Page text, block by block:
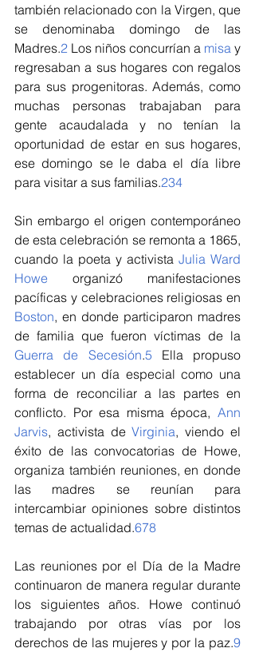
también relacionado con la Virgen, que
se denominaba domingo de las
Madres.2 ​ Los niños concurrían a misa y
regresaban a sus hogares con regalos
para sus progenitoras. Además, como
muchas personas trabajaban para
gente acaudalada y no tenían la
oportunidad de estar en sus hogares,
ese domingo se le daba el día libre
para visitar a sus familias.234
Sin embargo el origen contemporáneo
de esta celebración se remonta a 1865,
cuando la poeta y activista Julia Ward
Howe organizó manifestaciones
Boston, en donde participaron madres
Guerra de Secesión.5 ​ Ella propuso
establecer un día especial como una
forma de reconciliar a las partes en
conflicto. Por esa misma época, Ann
Jarvis, activista de Virginia, viendo el
éxito de las convocatorias de Howe,
organiza también reuniones, en donde
las madres se reunían para
intercambiar opiniones sobre distintos
temas de actualidad.678
Las reuniones por el Día de la Madre
continuaron de manera regular durante
los siguientes años. Howe continuó
trabajando por otras vías por los
derechos de las mujeres y por la paz.9